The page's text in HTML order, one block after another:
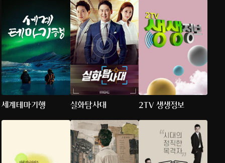
세계테마기행 실화탐사대 2TV 생생정보